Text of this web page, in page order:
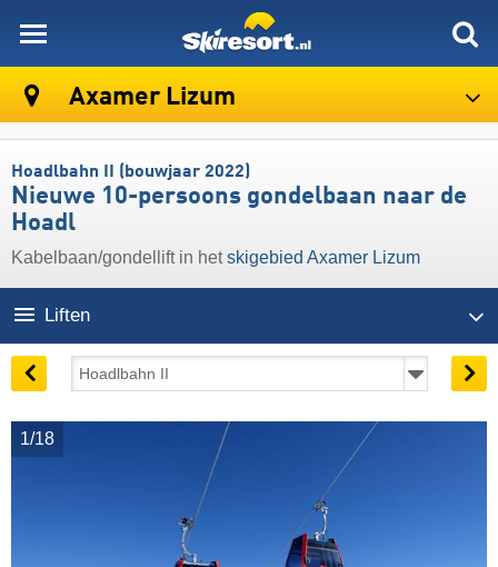
Axamer Lizum
Hoadlbahn II (bouwjaar 2022)
Nieuwe 10-persoons gondelbaan naar de
Hoadl
Kabelbaan/gondellift in hetskigebied Axamer Lizum
Liften
1/18